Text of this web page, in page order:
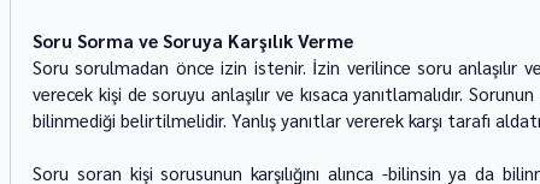
Soru Sorma ve Soruya Karşılık Verme
Soru sorulmadan önce izin istenir. İzin verilince soru anlaşılır ve
verecek kişi de soruyu anlaşılır ve kısaca yanıtlamalıdır.
bilinmediği belirtilmelidir. Yanlış yanıtlar vererek karşı tarafı
Soru soran kişi sorusunun karşılığını alınca -bilinsin ya da